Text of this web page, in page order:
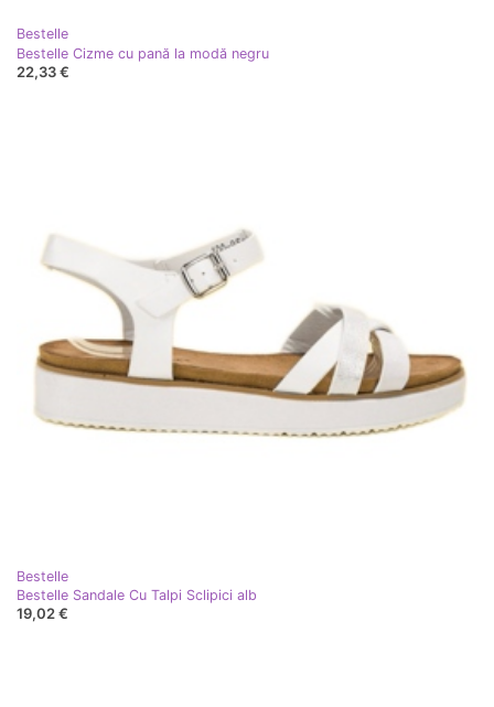
Bestelle
Bestelle Cizme cu pană la modă negru
22,33 €
Bestelle
Bestelle Sandale Cu Talpi Sclipici alb
19,02 €